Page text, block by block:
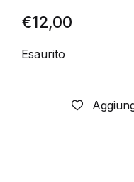
€12,00
Esaurito